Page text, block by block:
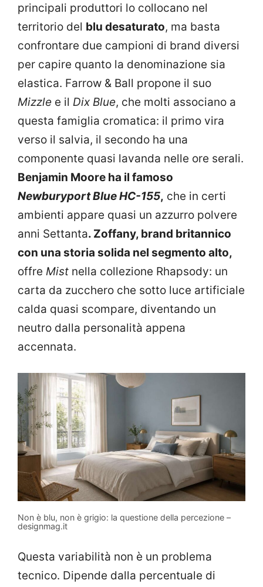
principali produttori lo collocano nel
territorio del blu desaturato, ma basta
confrontare due campioni di brand diversi
per capire quanto la denominazione sia
elastica. Farrow & Ball propone il suo
Mizzle e il Dix Blue, che molti associano a
questa famiglia cromatica: il primo vira
verso il salvia, il secondo ha una
componente quasi lavanda nelle ore serali.
Benjamin Moore ha il famoso
Newburyport Blue HC-155, che in certi
ambienti appare quasi un azzurro polvere
anni Settanta. Zoffany, brand britannico
con una storia solida nel segmento alto,
offre Mist nella collezione Rhapsody: un
carta da zucchero che sotto luce artificiale
calda quasi scompare, diventando un
neutro dalla personalità appena
accennata.
Non è blu, non è grigio: la questione della percezione –
designmag.it
Questa variabilità non è un problema
tecnico. Dipende dalla percentuale di